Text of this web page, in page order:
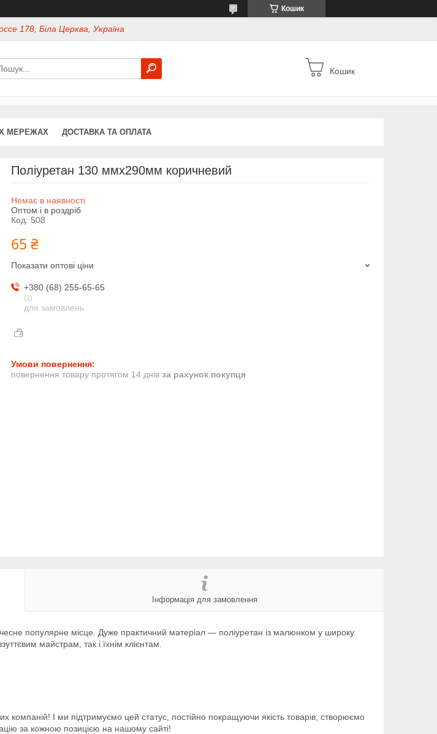
Кошик
178, Біла Церква, Україна
Кошик
МЕРЕЖАХ ДОСТАВКА ТА ОПЛАТА
Поліуретан 130 ммх290мм коричневий
Немає в наявності
Оптом і в роздріб
Код: 508
65 ₴
Показати оптові ціни
+380 (68) 255-65-65
1
для замовлень
повернення товару протягом 14 днів за рахунок покупця
Інформація для замовлення
популярне місце. Дуже практичний матеріал — поліуретан із малюнком у широку
майстрам, так і їхнім клієнтам.
компаній! І ми підтримуємо цей статус, постійно покращуючи якість товарів, створюємо
за кожною позицією на нашому сайті!